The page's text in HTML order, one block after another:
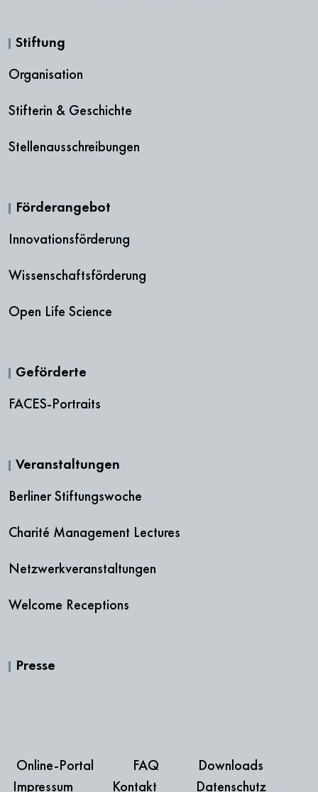
Stiftung
Organisation
Stifterin & Geschichte
Stellenausschreibungen
Förderangebot
Innovationsförderung
Wissenschaftsförderung
Open Life Science
Geförderte
FACES-Portraits
Veranstaltungen
Berliner Stiftungswoche
Charité Management Lectures
Netzwerkveranstaltungen
Welcome Receptions
Presse
Online-Portal FAQ
Downloads
Impressum
Kontakt Datenschutz